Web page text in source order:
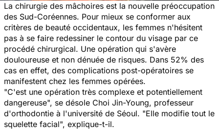
La chirurgie des mâchoires est la nouvelle préoccupation
des Sud-Coréennes. Pour mieux se conformer aux
critères de beauté occidentaux, les femmes n'hésitent
pas à se faire redessiner le contour du visage par ce
procédé chirurgical. Une opération qui s'avère
douloureuse et non dénuée de risques. Dans 52% des
cas en effet, des complications post-opératoires se
manifestent chez les femmes opérées.
"C'est une opération très complexe et potentiellement
dangereuse", se désole Choi Jin-Young, professeur
d'orthodontie à l'université de Séoul. "Elle modifie tout le
squelette facial", explique-t-il.